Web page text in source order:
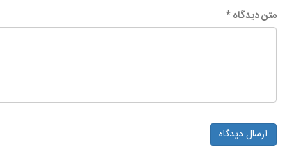
متن دیدگاه *
ارسال دیدگاه